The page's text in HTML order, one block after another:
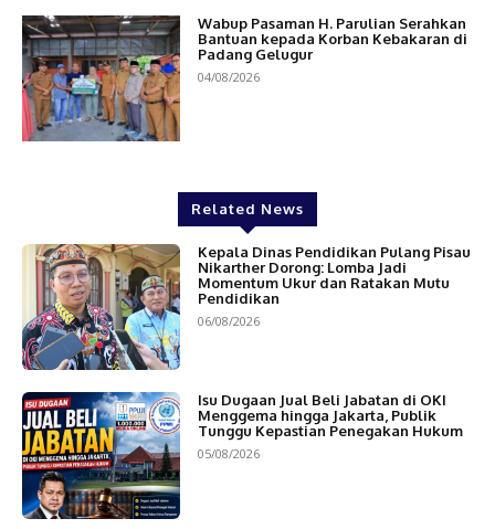
Wabup Pasaman H. Parulian Serahkan
Bantuan kepada Korban Kebakaran di
Padang Gelugur
04/08/2026
Related News
Kepala Dinas Pendidikan Pulang Pisau
Nikarther Dorong: Lomba Jadi
Momentum Ukur dan Ratakan Mutu
Pendidikan
06/08/2026
Isu Dugaan Jual Beli Jabatan di OKI
Menggema hingga Jakarta, Publik
Tunggu Kepastian Penegakan Hukum
05/08/2026